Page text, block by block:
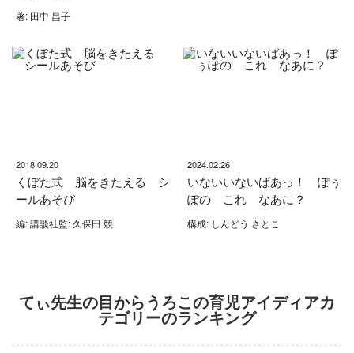
著: 田中 昌子
2018.09.20
くぼた式 脳をきたえる シ
ールあそび
編: 講談社監: 久保田 競
2024.02.26
いないいないばあっ！ ぽぅ
ぽの これ なあに？
構成: しんどう さとこ
てぃ先生の目からうろこの育児アイディアカ
テゴリーのランキング